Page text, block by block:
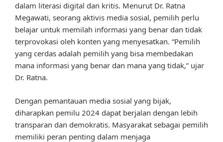
dalam literasi digital dan kritis. Menurut Dr. Ratna
Megawati, seorang aktivis media sosial, pemilih perlu
belajar untuk memilah informasi yang benar dan tidak
terprovokasi oleh konten yang menyesatkan. “Pemilih
yang cerdas adalah pemilih yang bisa membedakan
mana informasi yang benar dan mana yang tidak,” ujar
Dr. Ratna.
Dengan pemantauan media sosial yang bijak,
diharapkan pemilu 2024 dapat berjalan dengan lebih
transparan dan demokratis. Masyarakat sebagai pemilih
memiliki peran penting dalam menjaga